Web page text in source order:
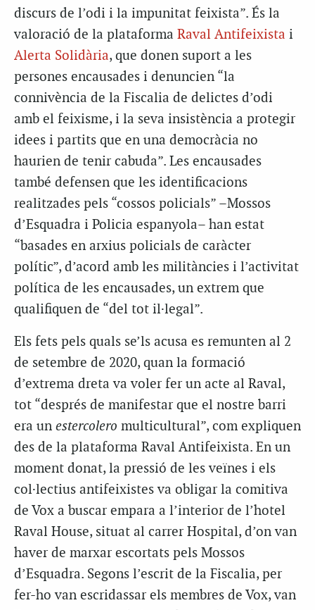
discurs de l’odi i la impunitat feixista”. És la
valoració de la plataforma Raval Antifeixista i
Alerta Solidària, que donen suport a les
persones encausades i denuncien “la
connivència de la Fiscalia de delictes d’odi
amb el feixisme, i la seva insistència a protegir
idees i partits que en una democràcia no
haurien de tenir cabuda”. Les encausades
també defensen que les identificacions
realitzades pels “cossos policials” –Mossos
d’Esquadra i Policia espanyola– han estat
“basades en arxius policials de caràcter
polític”, d’acord amb les militàncies i l’activitat
política de les encausades, un extrem que
qualifiquen de “del tot il·legal”.
Els fets pels quals se’ls acusa es remunten al 2
de setembre de 2020, quan la formació
d’extrema dreta va voler fer un acte al Raval,
tot “després de manifestar que el nostre barri
era un estercolero multicultural”, com expliquen
des de la plataforma Raval Antifeixista. En un
moment donat, la pressió de les veïnes i els
col·lectius antifeixistes va obligar la comitiva
de Vox a buscar empara a l’interior de l’hotel
Raval House, situat al carrer Hospital, d’on van
haver de marxar escortats pels Mossos
d’Esquadra. Segons l’escrit de la Fiscalia, per
fer-ho van escridassar els membres de Vox, van